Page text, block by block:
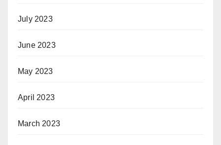
July 2023
June 2023
May 2023
April 2023
March 2023